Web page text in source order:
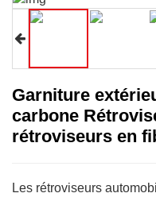
Garniture
carbone
rétroviseurs en
Les rétroviseurs